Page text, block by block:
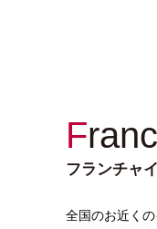
フランチャ
全国のお近く